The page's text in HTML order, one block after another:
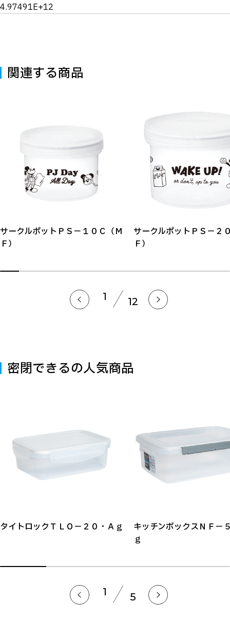
4.97491E+12
関連する商品
サークルポットＰＳ－１０Ｃ（Ｍ
Ｆ）
サークルポットＰＳ－２
Ｆ）
1 12
密閉できるの人気商品
タイトロックＴＬＯ－２０・Ａｇ
キッチンボックスＮＦ－
ｇ
1 5